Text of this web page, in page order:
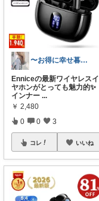
〜お得に幸せ暮らし〜
Enniceの最新ワイヤレスイ
ヤホンがとっても魅力的✨
インナー ...
￥ 2,480
0 0 3
コレ いいね